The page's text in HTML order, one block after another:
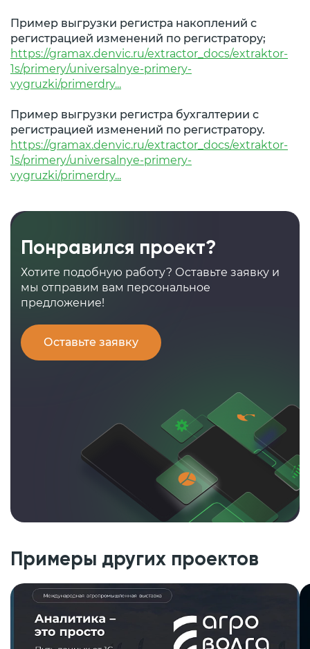
Пример выгрузки регистра накоплений с
регистрацией изменений по регистратору;
https://gramax.denvic.ru/extractor_docs/extraktor-
1s/primery/universalnye-primery-
vygruzki/primerdry...
Пример выгрузки регистра бухгалтерии с
регистрацией изменений по регистратору.
https://gramax.denvic.ru/extractor_docs/extraktor-
1s/primery/universalnye-primery-
vygruzki/primerdry...
Понравился проект?
Хотите подобную работу? Оставьте заявку и
мы отправим вам персональное
предложение!
Оставьте заявку
Примеры других проектов